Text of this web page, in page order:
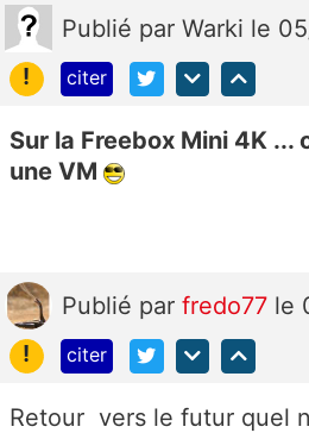
Publié par Warki le
!
citer
Sur la Freebox Mini 4K ...
une VM
Publié par fredo77 le
!
citer
Retour vers le futur quel